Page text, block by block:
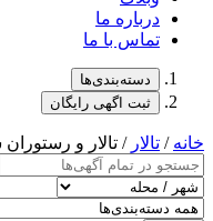
درباره ما
تماس با ما
دسته‌بندی‌ها
ثبت اگهی رایگان
خانه/ تالار / تالار و